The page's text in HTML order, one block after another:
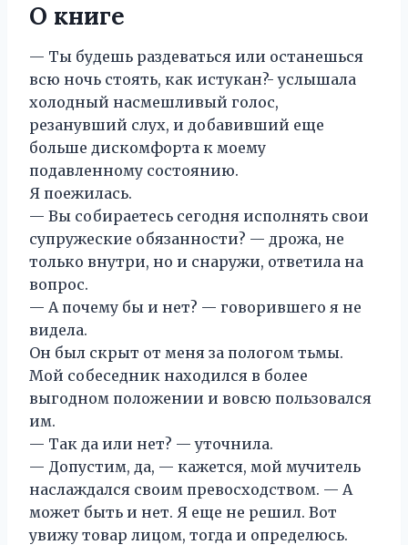
О книге
— Ты будешь раздеваться или останешься
всю ночь стоять, как истукан?- услышала
холодный насмешливый голос,
резанувший слух, и добавивший еще
больше дискомфорта к моему
подавленному состоянию.
Я поежилась.
— Вы собираетесь сегодня исполнять свои
супружеские обязанности? — дрожа, не
только внутри, но и снаружи, ответила на
вопрос.
— А почему бы и нет? — говорившего я не
видела.
Он был скрыт от меня за пологом тьмы.
Мой собеседник находился в более
выгодном положении и вовсю пользовался
им.
— Так да или нет? — уточнила.
— Допустим, да, — кажется, мой мучитель
наслаждался своим превосходством. — А
может быть и нет. Я еще не решил. Вот
увижу товар лицом, тогда и определюсь.